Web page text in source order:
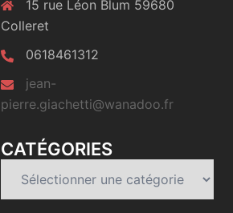
15 rue Léon Blum 59680
Colleret
0618461312
jean-
pierre.giachetti@wanadoo.fr
CATÉGORIES